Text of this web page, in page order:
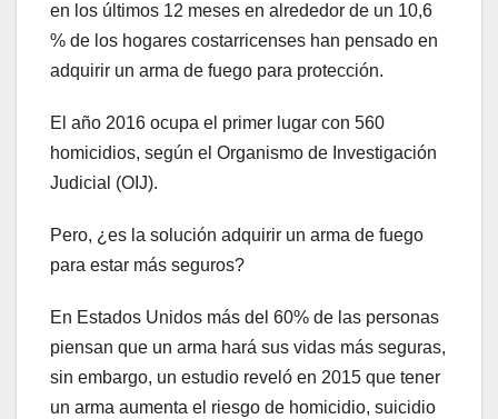
en los últimos 12 meses en alrededor de un 10,6
% de los hogares costarricenses han pensado en
adquirir un arma de fuego para protección.
El año 2016 ocupa el primer lugar con 560
homicidios, según el Organismo de Investigación
Judicial (OIJ).
Pero, ¿es la solución adquirir un arma de fuego
para estar más seguros?
En Estados Unidos más del 60% de las personas
piensan que un arma hará sus vidas más seguras,
sin embargo, un estudio reveló en 2015 que tener
un arma aumenta el riesgo de homicidio, suicidio